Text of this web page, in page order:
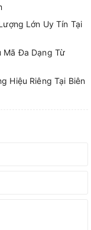
Lớn Uy Tín Tại
Mã Đa Dạng Từ
Hiệu Riêng Tại Biên